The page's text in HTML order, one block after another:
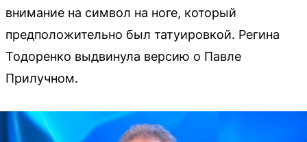
внимание на символ на ноге, который
предположительно был татуировкой. Регина
Тодоренко выдвинула версию о Павле
Прилучном.